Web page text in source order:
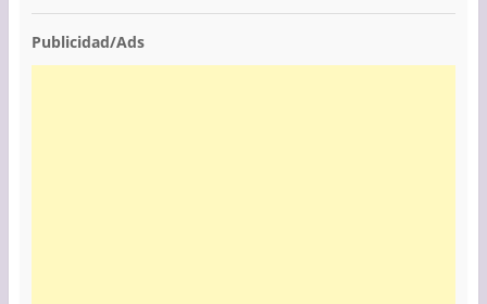
Publicidad/Ads